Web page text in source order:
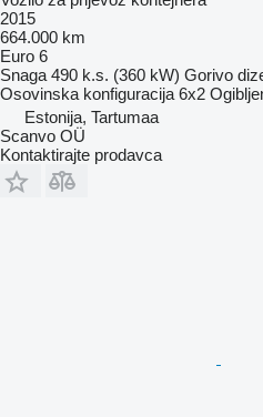
2015
664.000 km
Euro 6
Snaga 490 k.s. (360 kW) Gorivo
Osovinska konfiguracija 6x2
Estonija, Tartumaa
Scanvo OÜ
Kontaktirajte prodavca